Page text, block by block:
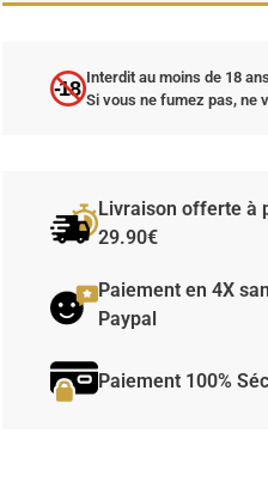
-18 Interdit au moins de 18
Si vous ne fumez pas, ne
Livraison offerte à
29.90€
Paiement en 4X
Paypal
Paiement 100%